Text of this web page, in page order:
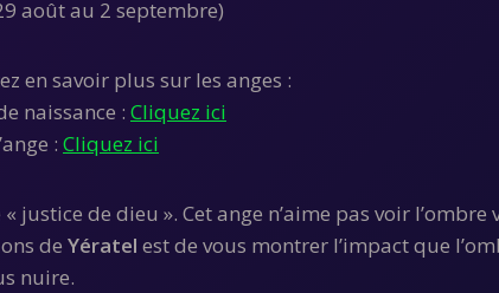
août au 2 septembre)
en savoir plus sur les anges :
naissance : Cliquez ici
: Cliquez ici
justice de dieu ». Cet ange n’aime pas voir
de Yératel est de vous montrer l’impact que
nuire.